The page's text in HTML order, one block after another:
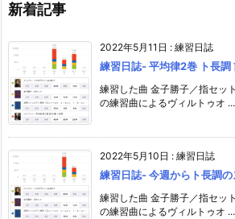
新着記事
2022年5月11日 : 練習日誌
練習日誌- 平均律2巻 ト長調
練習した曲 金子勝子／指セッ
の練習曲によるヴィルトゥオ ...
2022年5月10日 : 練習日誌
練習日誌- 今週からト長調
練習した曲 金子勝子／指セッ
の練習曲によるヴィルトゥオ ...